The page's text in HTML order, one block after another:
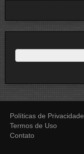
Políticas de Privacidade
Termos de Uso
Contato